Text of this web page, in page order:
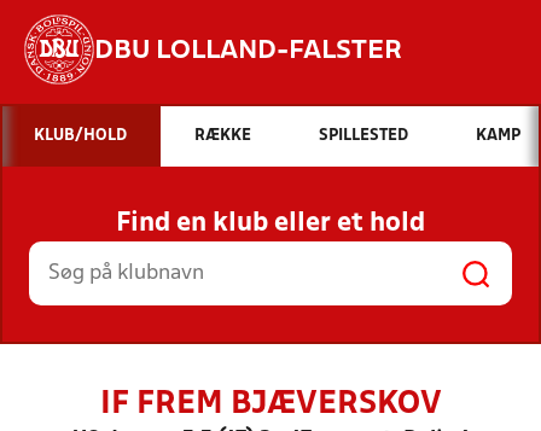
DBU LOLLAND-FALSTER
Hvad vil du søge efter?
INDHOLD OG NYHEDER
STILLINGER, RESULTATER, KLUBBER OG
HOLD
KLUB/HOLD RÆKKE SPILLESTED KAMP
Find en klub eller et hold
IF FREM BJÆVERSKOV